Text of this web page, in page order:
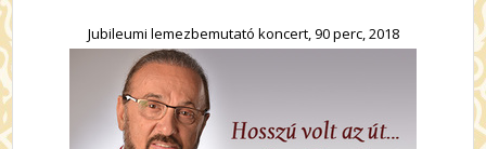
Jubileumi lemezbemutató koncert, 90 perc, 2018